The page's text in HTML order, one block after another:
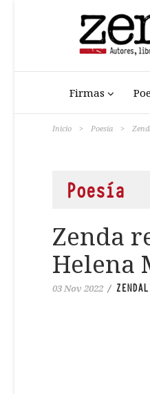
Firmas
Inicio > Poesía >
Poesía
Zenda
Helena
03 Nov 2022 /